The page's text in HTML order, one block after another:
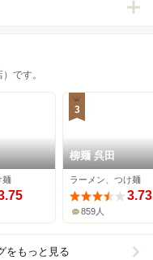
です。
麺
3
柳麺 呉田
ラーメン、つけ麺
3.73
859人
をもっと見る